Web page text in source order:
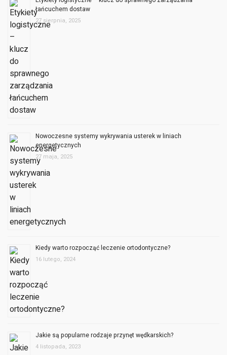
27 sierpnia, 2025
energetycznych
27 maja, 2025
16 lutego, 2024
4 listopada, 2023